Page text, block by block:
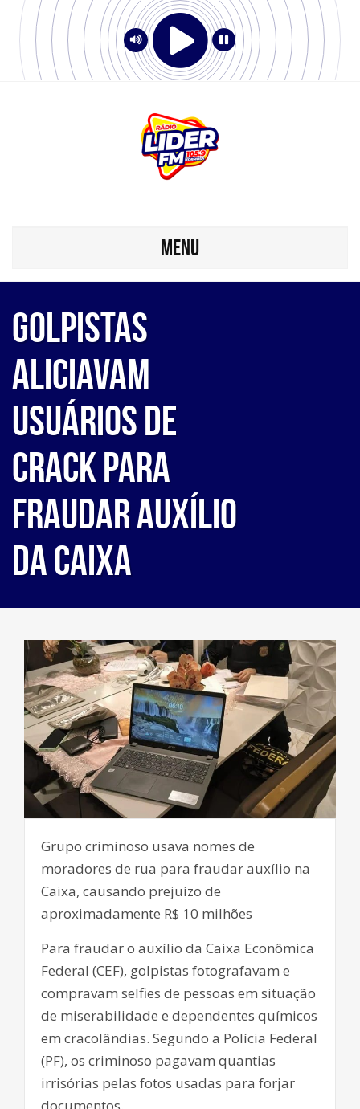
MENU
Golpistas
aliciavam
usuários de
crack para
fraudar auxílio
da Caixa
Grupo criminoso usava nomes de
moradores de rua para fraudar auxílio na
Caixa, causando prejuízo de
aproximadamente R$ 10 milhões
Para fraudar o auxílio da Caixa Econômica
Federal (CEF), golpistas fotografavam e
compravam selfies de pessoas em situação
de miserabilidade e dependentes químicos
em cracolândias. Segundo a Polícia Federal
(PF), os criminoso pagavam quantias
irrisórias pelas fotos usadas para forjar